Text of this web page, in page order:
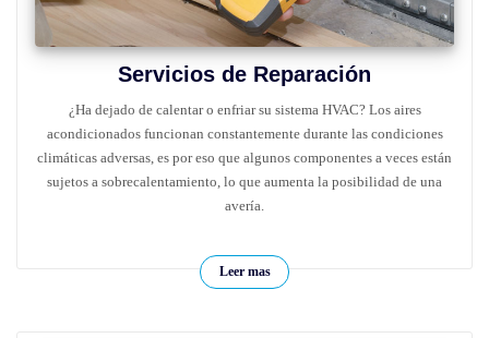
Servicios de Reparación
¿Ha dejado de calentar o enfriar su sistema HVAC? Los aires
acondicionados funcionan constantemente durante las condiciones
climáticas adversas, es por eso que algunos componentes a veces están
sujetos a sobrecalentamiento, lo que aumenta la posibilidad de una
avería.
Leer mas